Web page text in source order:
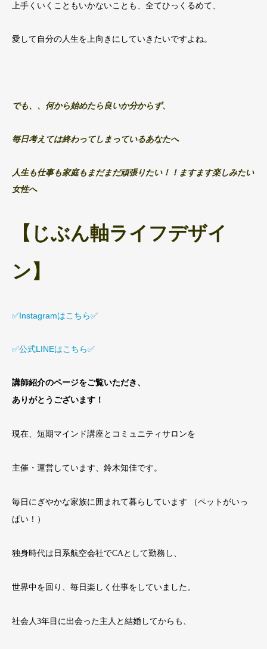
上手くいくこともいかないことも、全てひっくるめて、
愛して自分の人生を上向きにしていきたいですよね。
でも、、何から始めたら良いか分からず、
毎日考えては終わってしまっているあなたへ
人生も仕事も家庭もまだまだ頑張りたい！！ますます楽しみたい
女性へ
【じぶん軸ライフデザイ
ン】
✅Instagramはこちら✅
✅公式LINEはこちら✅
講師紹介のページをご覧いただき、
ありがとうございます！
現在、短期マインド講座とコミュニティサロンを
主催・運営しています、鈴木知佳です。
毎日にぎやかな家族に囲まれて暮らしています （ペットがいっ
ぱい！）
独身時代は日系航空会社でCAとして勤務し、
世界中を回り、毎日楽しく仕事をしていました。
社会人3年目に出会った主人と結婚してからも、